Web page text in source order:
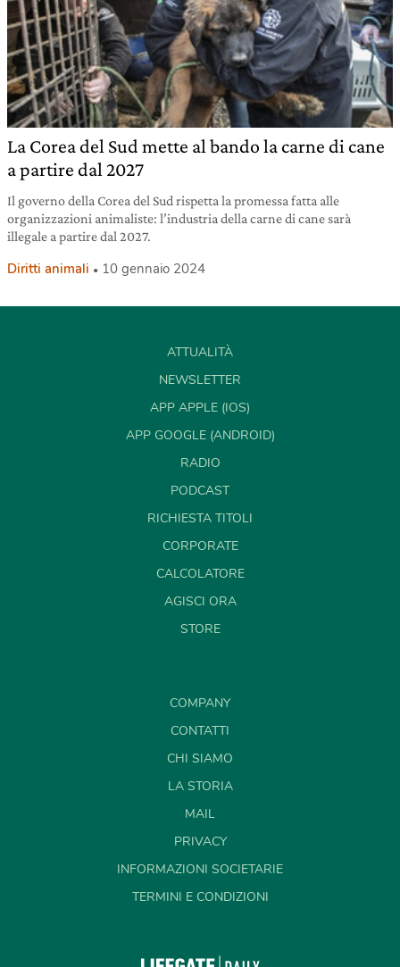
La Corea del Sud mette al bando la carne di cane
a partire dal 2027
Il governo della Corea del Sud rispetta la promessa fatta alle
organizzazioni animaliste: l’industria della carne di cane sarà
illegale a partire dal 2027.
Diritti animali 10 gennaio 2024
ATTUALITÀ
NEWSLETTER
APP APPLE (IOS)
APP GOOGLE (ANDROID)
RADIO
PODCAST
RICHIESTA TITOLI
CORPORATE
CALCOLATORE
AGISCI ORA
STORE
COMPANY
CONTATTI
CHI SIAMO
LA STORIA
MAIL
PRIVACY
INFORMAZIONI SOCIETARIE
TERMINI E CONDIZIONI